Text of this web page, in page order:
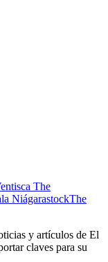
The
NiágarastockThe
y artículos de El
claves para su